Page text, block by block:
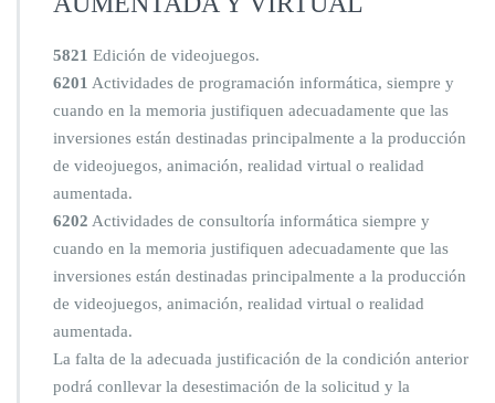
5821 Edición de videojuegos.
6201 Actividades de programación informática, siempre y
cuando en la memoria justifiquen adecuadamente que las
inversiones están destinadas principalmente a la producción
de videojuegos, animación, realidad virtual o realidad
aumentada.
6202 Actividades de consultoría informática siempre y
cuando en la memoria justifiquen adecuadamente que las
inversiones están destinadas principalmente a la producción
de videojuegos, animación, realidad virtual o realidad
aumentada.
La falta de la adecuada justificación de la condición anterior
podrá conllevar la desestimación de la solicitud y la